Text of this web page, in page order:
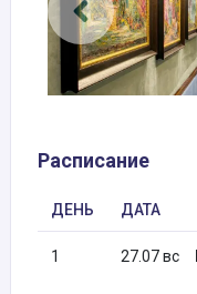
Расписание
ДЕНЬ ДАТА
1 27.07 вс